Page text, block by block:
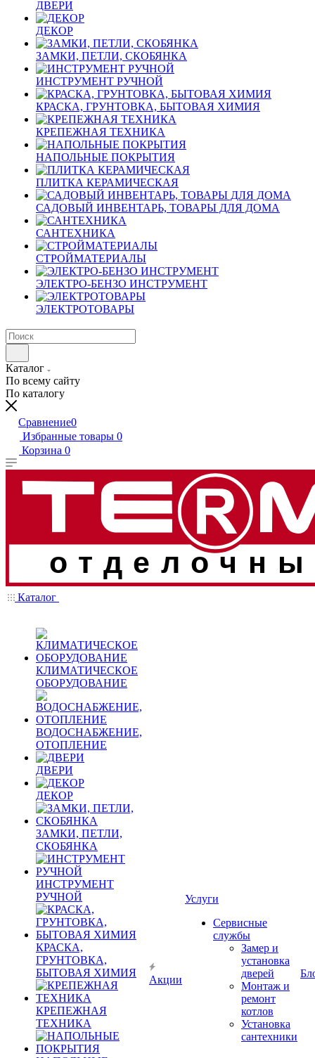
ДВЕРИ
ДЕКОР
ЗАМКИ, ПЕТЛИ, СКОБЯНКА
ИНСТРУМЕНТ РУЧНОЙ
КРАСКА, ГРУНТОВКА, БЫТОВАЯ ХИМИЯ
КРЕПЕЖНАЯ ТЕХНИКА
НАПОЛЬНЫЕ ПОКРЫТИЯ
ПЛИТКА КЕРАМИЧЕСКАЯ
САДОВЫЙ ИНВЕНТАРЬ, ТОВАРЫ ДЛЯ ДОМА
САНТЕХНИКА
СТРОЙМАТЕРИАЛЫ
ЭЛЕКТРО-БЕНЗО ИНСТРУМЕНТ
ЭЛЕКТРОТОВАРЫ
Каталог
По всему сайту
По каталогу
Сравнение0
Избранные товары 0
Корзина 0
Каталог
КЛИМАТИЧЕСКОЕ
ОБОРУДОВАНИЕ
ВОДОСНАБЖЕНИЕ,
ОТОПЛЕНИЕ
ДВЕРИ
ДЕКОР
ЗАМКИ, ПЕТЛИ,
СКОБЯНКА
ИНСТРУМЕНТ
РУЧНОЙ
КРАСКА,
ГРУНТОВКА,
БЫТОВАЯ ХИМИЯ
КРЕПЕЖНАЯ
ТЕХНИКА
Акции
Услуги
Сервисные
службы
Замер и
установка
дверей
Монтаж и
ремонт
котлов
Установка
сантехники